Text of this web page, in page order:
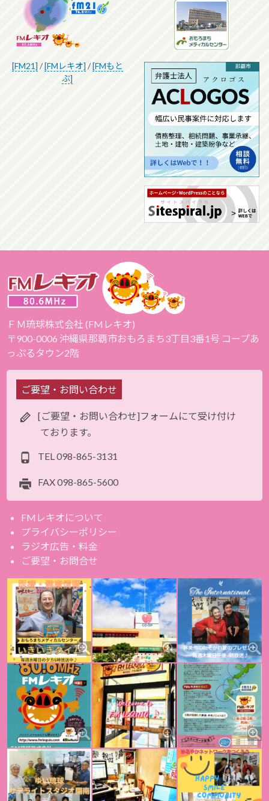
[FM21] /[FMレキオ] /[FMもと
ぶ]
ＦＭ琉球株式会社 (FMレキオ)
〒900-0006 沖縄県那覇市おもろまち3丁目3番1号 コープあ
っぷるタウン2階
ご要望・お問い合わせ
[ご要望・お問い合わせ]フォームにて受け付け
ております。
TEL098-865-3131
FAX098-865-5600
FMレキオについて
プライバシーポリシー
ラジオ広告・料金
ご要望・お問合せ